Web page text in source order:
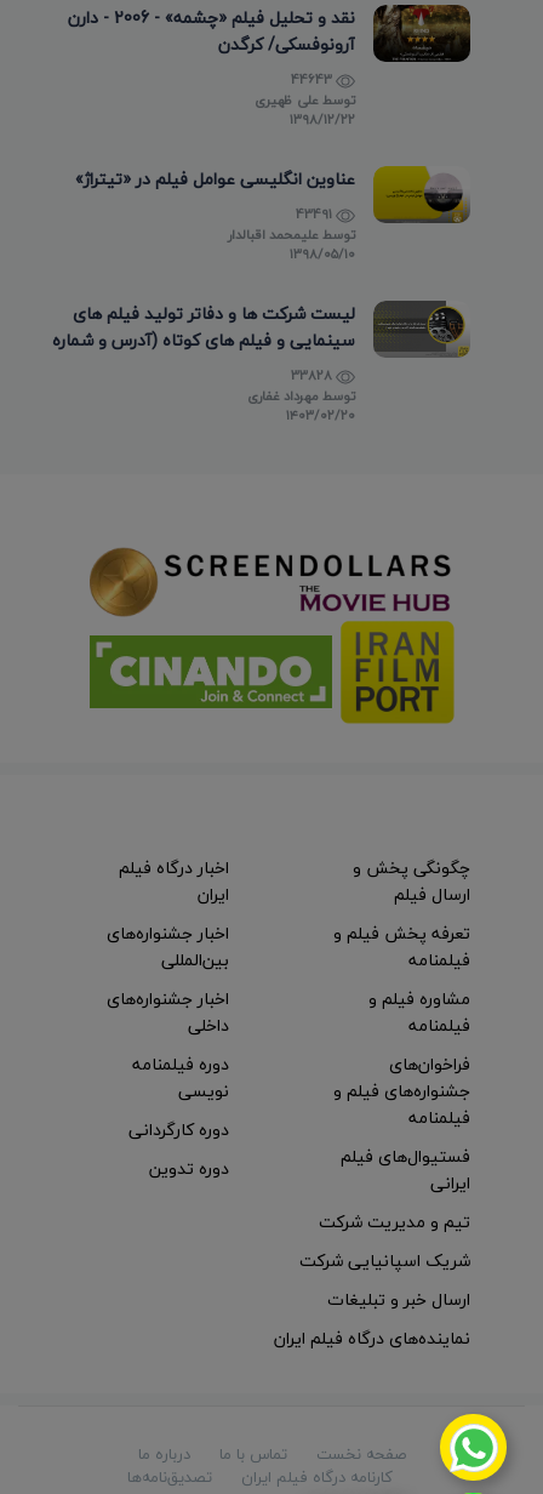
نقد و تحلیل فیلم «چشمه» - 2006 - دارن
آرونوفسکی/ کرگدن
توسطعلی ظهیری
۱۳۹۸/۱۲/۲۲
عناوین انگلیسی عوامل فیلم در «تیتراژ»
توسطعلیمحمد اقبالدار
۱۳۹۸/۰۵/۱۰
لیست شرکت ها و دفاتر تولید فیلم های
سینمایی و فیلم های کوتاه (آدرس و شماره
تماس)
توسط مهرداد غفاری
۱۴۰۳/۰۲/۲۰
چگونگی پخش و
ارسال فیلم
تعرفه پخش فیلم و
فیلمنامه
مشاوره فیلم و
فیلمنامه
اخبار درگاه فیلم
ایران
اخبار جشنواره‌های
بین‌المللی
اخبار جشنواره‌های
داخلی
فراخوان‌های
جشنواره‌های فیلم و
فیلمنامه
فستیوال‌های فیلم
ایرانی
دوره فیلمنامه
نویسی
دوره کارگردانی
دوره تدوین
تیم و مدیریت شرکت
شریک اسپانیایی شرکت
ارسال خبر و تبلیغات
نماینده‌های درگاه فیلم ایران
صفحه نخست تماس با ما
درباره ما
کارنامه درگاه فیلم ایران
تصدیق‌نامه‌ها